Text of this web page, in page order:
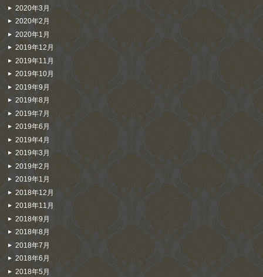
2020年3月
2020年2月
2020年1月
2019年12月
2019年11月
2019年10月
2019年9月
2019年8月
2019年7月
2019年6月
2019年4月
2019年3月
2019年2月
2019年1月
2018年12月
2018年11月
2018年9月
2018年8月
2018年7月
2018年6月
2018年5月